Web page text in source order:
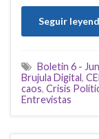
Seguir
Boletin 6 -
Brujula Digital,
caos, Crisis
Entrevistas